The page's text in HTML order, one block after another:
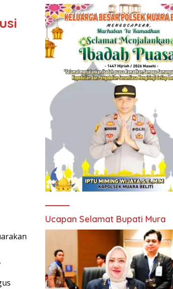
.
Ucapan Selamat Bupati Mura